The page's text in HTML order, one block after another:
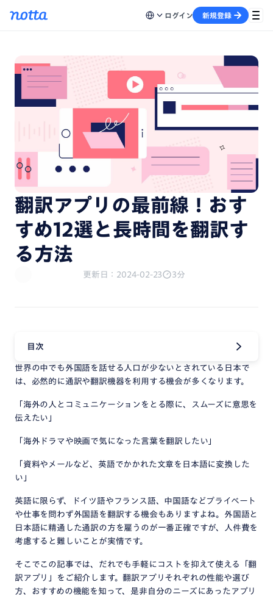
ログイン 新規登録
翻訳アプリの最前線！おす
すめ12選と長時間を翻訳す
る方法
更新日：2024-02-23 3分
目次
世界の中でも外国語を話せる人口が少ないとされている日本で
は、必然的に通訳や翻訳機器を利用する機会が多くなります。
「海外の人とコミュニケーションをとる際に、スムーズに意思を
伝えたい」
「海外ドラマや映画で気になった言葉を翻訳したい」
「資料やメールなど、英語でかかれた文章を日本語に変換した
い」
英語に限らず、ドイツ語やフランス語、中国語などプライベート
や仕事を問わず外国語を翻訳する機会もありますよね。外国語と
日本語に精通した通訳の方を雇うのが一番正確ですが、人件費を
考慮すると難しいことが実情です。
そこでこの記事では、だれでも手軽にコストを抑えて使える「翻
訳アプリ」をご紹介します。翻訳アプリそれぞれの性能や選び
方、おすすめの機能を知って、是非自分のニーズにあったアプリ